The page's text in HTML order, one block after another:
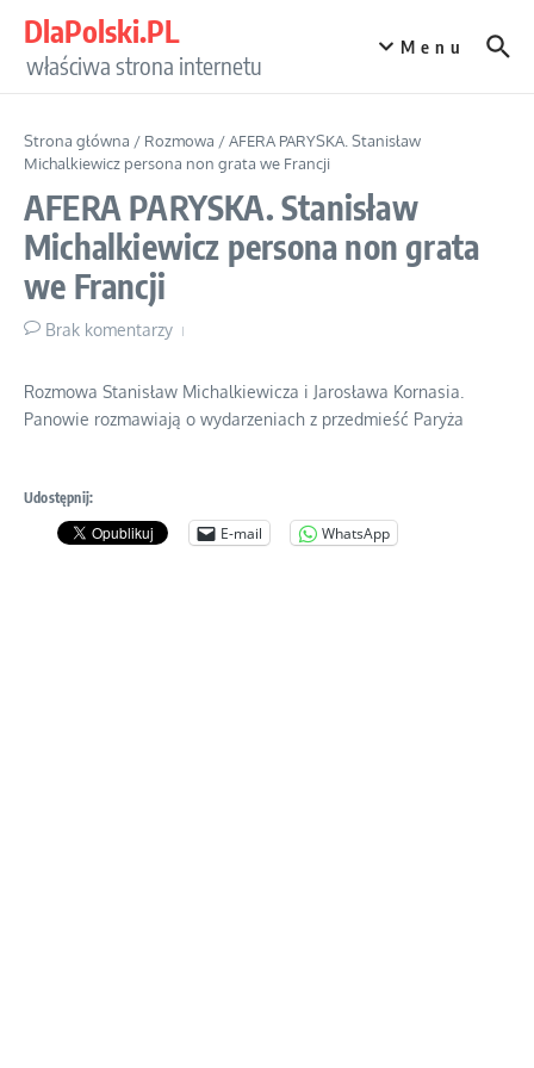
DlaPolski.PL
właściwa strona internetu
Menu
Strona główna / Rozmowa /AFERA PARYSKA. Stanisław
Michalkiewicz persona non grata we Francji
AFERA PARYSKA. Stanisław
Michalkiewicz persona non grata
we Francji
Brak komentarzy
Rozmowa Stanisław Michalkiewicza i Jarosława Kornasia.
Panowie rozmawiają o wydarzeniach z przedmieść Paryża
Udostępnij:
E-mail WhatsApp